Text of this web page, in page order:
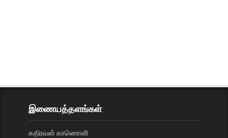
இணையத்தளங்கள்
கதிரவன் காணொளி